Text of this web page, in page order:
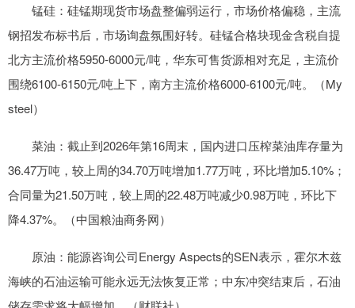
锰硅：硅锰期现货市场盘整偏弱运行，市场价格偏稳，主流
钢招发布标书后，市场询盘氛围好转。硅锰合格块现金含税自提
北方主流价格5950-6000元/吨，华东可售货源相对充足，主流价
围绕6100-6150元/吨上下，南方主流价格6000-6100元/吨。（My
steel）
菜油：截止到2026年第16周末，国内进口压榨菜油库存量为
36.47万吨，较上周的34.70万吨增加1.77万吨，环比增加5.10%；
合同量为21.50万吨，较上周的22.48万吨减少0.98万吨，环比下
降4.37%。（中国粮油商务网）
原油：能源咨询公司Energy Aspects的SEN表示，霍尔木兹
海峡的石油运输可能永远无法恢复正常；中东冲突结束后，石油